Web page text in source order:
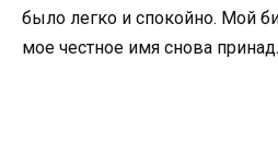
было легко и спокойно. Мой
мое честное имя снова